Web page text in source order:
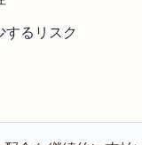
するリスク